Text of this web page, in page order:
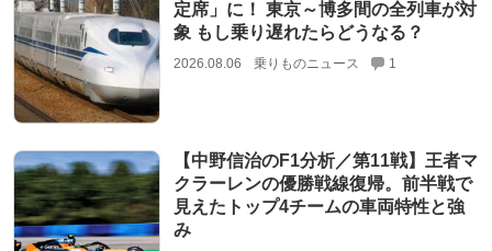
定席」に！ 東京～博多間の全列車が対
象 もし乗り遅れたらどうなる？
2026.08.06 乗りものニュース 1
【中野信治のF1分析／第11戦】王者マ
クラーレンの優勝戦線復帰。前半戦で
見えたトップ4チームの車両特性と強
み